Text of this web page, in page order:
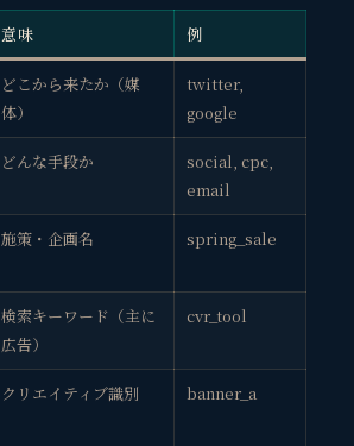
意味 例
どこから来たか（媒
体）
twitter,
google
どんな手段か
social, cpc,
email
施策・企画名 spring_sale
検索キーワード（主に
広告）
cvr_tool
クリエイティブ識別 banner_a